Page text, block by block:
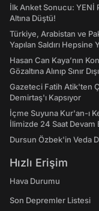
İlk Anket Sonucu: YENİ
Altına Düştü!
Türkiye, Arabistan ve
Yapılan Saldırı Hepsine
Hasan Can Kaya’nın
Gözaltına Alınıp Sınır
Gazeteci Fatih Atik'ten
Demirtaş'ı Kapsıyor
İçme Suyuna Kur'an-ı
İlimizde 24 Saat Devam
Dursun Özbek'in Veda
Hızlı Erişim
Hava Durumu
Son Depremler Listesi